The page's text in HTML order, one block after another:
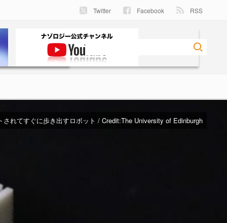
Twitter Facebook RSS
されてすぐに歩き出すロボット / Credit:The University of Edinburgh